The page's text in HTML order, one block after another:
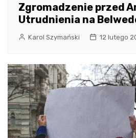
Zgromadzenie przed
Utrudnienia na
Karol Szymański 12 lutego